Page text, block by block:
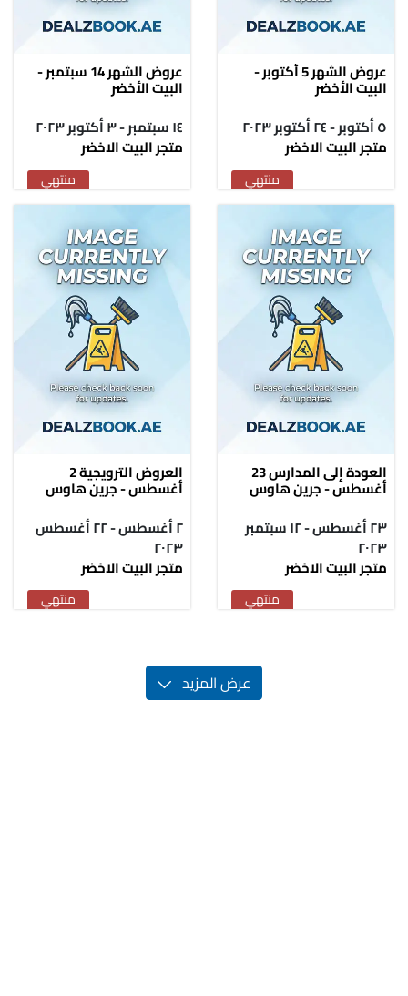
عروض الشهر 5 أكتوبر -
البيت الأخضر
٥ أكتوبر - ٢٤ أكتوبر ٢٠٢٣
متجر البيت الاخضر
منتهي
عروض الشهر 14 سبتمبر -
البيت الأخضر
١٤ سبتمبر - ٣ أكتوبر ٢٠٢٣
متجر البيت الاخضر
منتهي
العودة إلى المدارس 23
أغسطس - جرين هاوس
٢٣ أغسطس - ١٢ سبتمبر
٢٠٢٣
متجر البيت الاخضر
منتهي
العروض الترويجية 2
أغسطس - جرين هاوس
٢ أغسطس - ٢٢ أغسطس
٢٠٢٣
متجر البيت الاخضر
منتهي
عرض المزيد